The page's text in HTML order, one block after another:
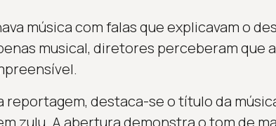
música com falas que explicavam o
musical, diretores perceberam que
destaca-se o título da
zulu. A abertura demonstra o tom de